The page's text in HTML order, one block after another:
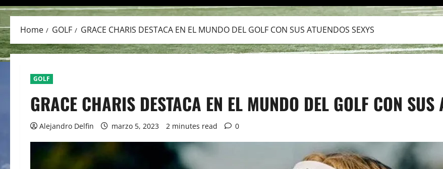
Home GOLF GRACE CHARIS DESTACA EN EL MUNDO DEL GOLF CON SUS ATUENDOS SEXYS
GOLF
GRACE CHARIS DESTACA EN EL MUNDO DEL GOLF CON SUS
Alejandro Delfin marzo 5, 2023 2 minutes read 0